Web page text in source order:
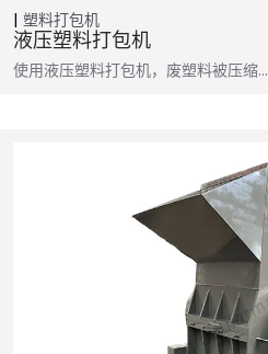
塑料打包机
液压塑料打包机
使用液压塑料打包机，废塑料被压缩…